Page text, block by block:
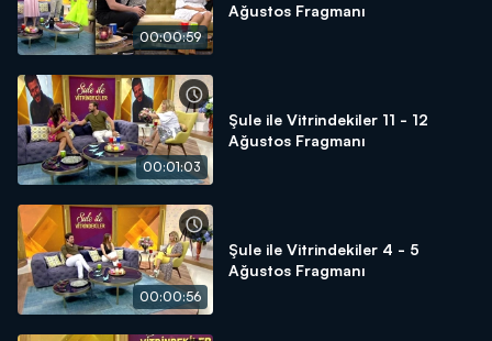
00:00:59
Ağustos Fragmanı
00:01:03
Şule ile Vitrindekiler 11 - 12
Ağustos Fragmanı
00:00:56
Şule ile Vitrindekiler 4 - 5
Ağustos Fragmanı